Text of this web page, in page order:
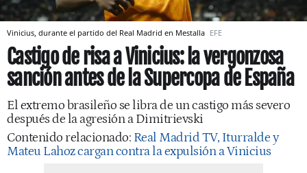
Vinicius, durante el partido del Real Madrid en Mestalla EFE
Castigo de risa a Vinicius: la vergonzosa
sanción antes de la Supercopa de España
El extremo brasileño se libra de un castigo más severo
después de la agresión a Dimitrievski
Contenido relacionado: Real Madrid TV, Iturralde y
Mateu Lahoz cargan contra la expulsión a Vinicius